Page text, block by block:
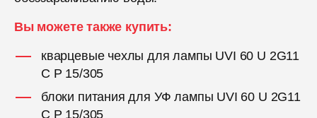
Вы можете также купить:
кварцевые чехлы для лампы UVI 60 U 2G11
C P 15/305
блоки питания для УФ лампы UVI 60 U 2G11
C P 15/305